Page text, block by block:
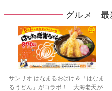
グルメ 最
サンリオ はなまるおばけ＆「はなま
るうどん」がコラボ！ 大海老天が